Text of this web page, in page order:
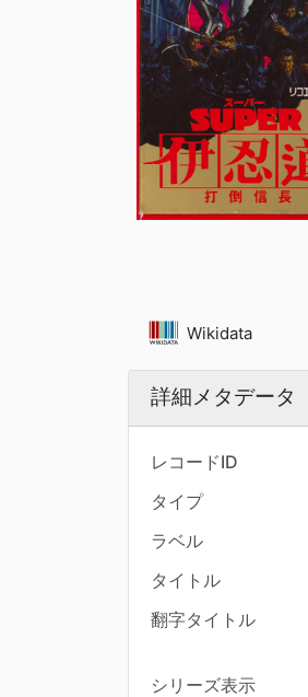
Wikidata
詳細メタデータ
レコードID
タイプ
ラベル
タイトル
翻字タイトル
シリーズ表示